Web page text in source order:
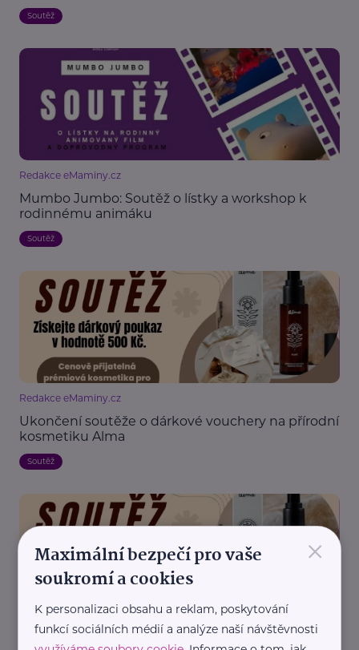
Soutěž
Redakce eMaminy.cz
Mumbo Jumbo: Soutěž o lístky a workshop k
rodinnému animáku
Soutěž
Redakce eMaminy.cz
Ukončení soutěže o dárkové vouchery na přírodní
kosmetiku Alma
Soutěž
Soutěž o poukazy na přírodní kosmetiku: Oslavte
×
Maximální bezpečí pro vaše
soukromí a cookies
K personalizaci obsahu a reklam, poskytování
funkcí sociálních médií a analýze naší návštěvnosti